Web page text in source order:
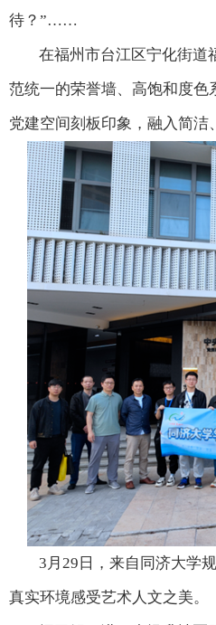
待？”……
在福州市台江区宁化街道
范统一的荣誉墙、高饱和度
党建空间刻板印象，融入简
3月29日，来自同济大学
真实环境感受艺术人文之美。